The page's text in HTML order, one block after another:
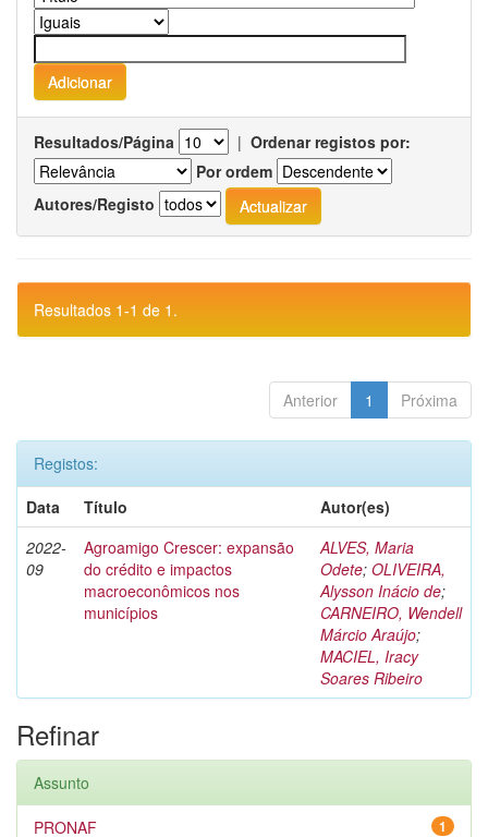
Resultados/Página | Ordenar registos por:
Por ordem
Autores/Registo
Resultados 1-1 de 1.
Anterior 1 Próxima
Registos:
Data
Título
Autor(es)
2022-
09
Agroamigo Crescer: expansão
do crédito e impactos
macroeconômicos nos
municípios
ALVES, Maria
Odete; OLIVEIRA,
Alysson Inácio de;
CARNEIRO, Wendell
Márcio Araújo;
MACIEL, Iracy
Soares Ribeiro
Refinar
Assunto
1
PRONAF